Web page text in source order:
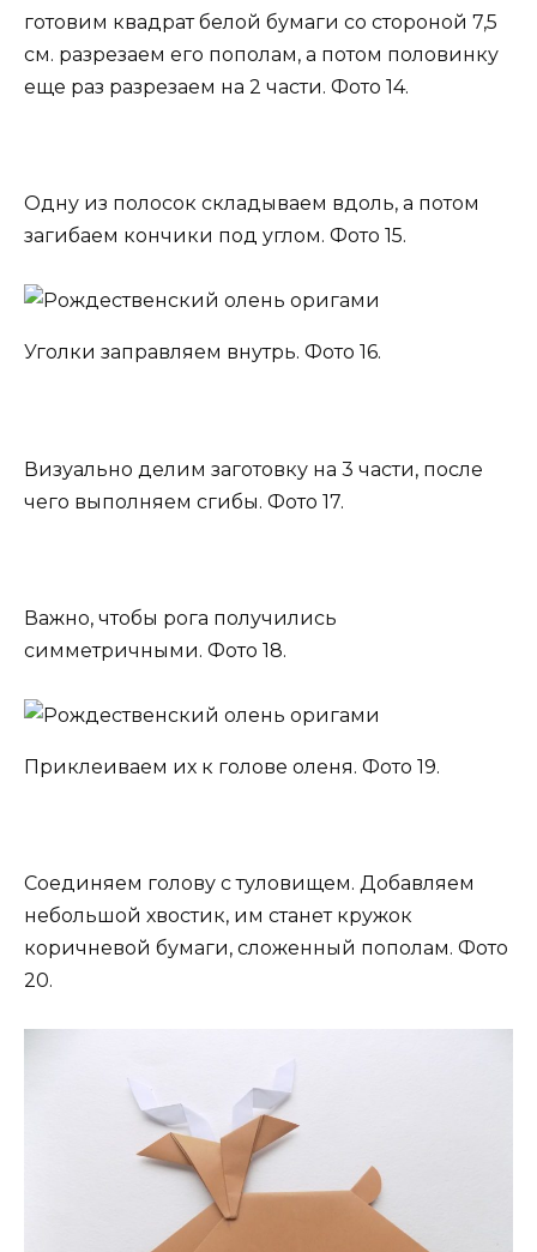
готовим квадрат белой бумаги со стороной 7,5
см. разрезаем его пополам, а потом половинку
еще раз разрезаем на 2 части. Фото 14.
Одну из полосок складываем вдоль, а потом
загибаем кончики под углом. Фото 15.
Уголки заправляем внутрь. Фото 16.
Визуально делим заготовку на 3 части, после
чего выполняем сгибы. Фото 17.
Важно, чтобы рога получились
симметричными. Фото 18.
Приклеиваем их к голове оленя. Фото 19.
Соединяем голову с туловищем. Добавляем
небольшой хвостик, им станет кружок
коричневой бумаги, сложенный пополам. Фото
20.